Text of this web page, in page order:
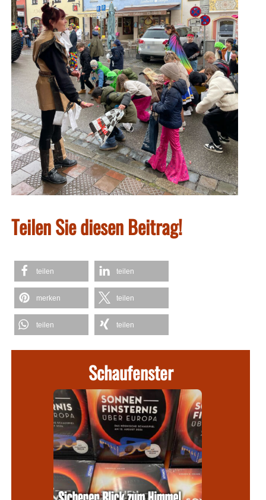
Teilen Sie diesen Beitrag!
teilen teilen
merken teilen
teilen teilen
Schaufenster